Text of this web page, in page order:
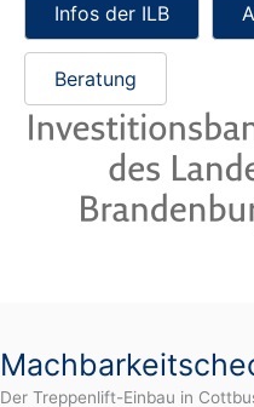
Infos der ILB
Beratung
Der Treppenlift-Einbau in